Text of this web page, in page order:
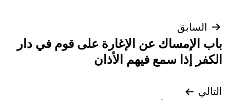
تصفّح
المقالات
السابق
باب الإمساك عن الإغارة على قوم في دار
الكفر إذا سمع فيهم الأذان
التالي